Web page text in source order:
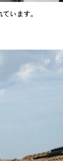
います。